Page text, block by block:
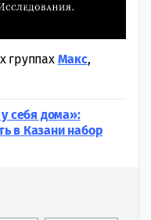
группах Макс,
себя дома»:
в Казани набор